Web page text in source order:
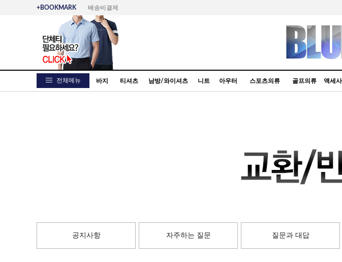
+BOOKMARK 배송비결제
전체메뉴 바지 티셔츠 남방/와이셔츠 니트 아우터 스포츠의류 골프의류 액세사
공지사항 자주하는 질문 질문과 대답